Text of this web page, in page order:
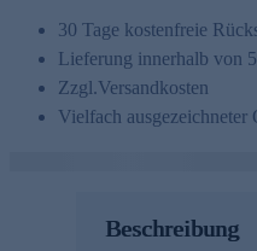
30 Tage kostenfreie
Lieferung innerhalb von
Zzgl.Versandkosten
Vielfach ausgezeichneter
Beschreibung